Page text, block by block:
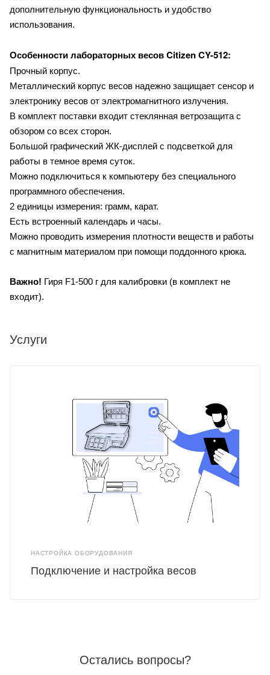
дополнительную функциональность и удобство
использования.
Особенности лабораторных весов Citizen CY-512:
Прочный корпус.
Металлический корпус весов надежно защищает сенсор и
электронику весов от электромагнитного излучения.
В комплект поставки входит стеклянная ветрозащита с
обзором со всех сторон.
Большой графический ЖК-дисплей с подсветкой для
работы в темное время суток.
Можно подключиться к компьютеру без специального
программного обеспечения.
2 единицы измерения: грамм, карат.
Есть встроенный календарь и часы.
Можно проводить измерения плотности веществ и работы
с магнитным материалом при помощи поддонного крюка.
Важно! Гиря F1-500 г для калибровки (в комплект не
входит).
Услуги
НАСТРОЙКА ОБОРУДОВАНИЯ
Подключение и настройка весов
Остались вопросы?